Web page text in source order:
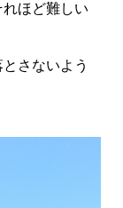
ほど難しい
さないよう